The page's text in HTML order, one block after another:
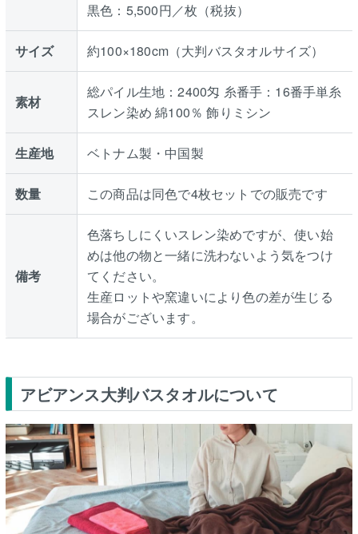
黒色：5,500円／枚（税抜）
サイズ 約100×180cm（大判バスタオルサイズ）
素材
総パイル生地：2400匁 糸番手：16番手単糸
スレン染め 綿100％ 飾りミシン
生産地 ベトナム製・中国製
数量 この商品は同色で4枚セットでの販売です
備考
色落ちしにくいスレン染めですが、使い始
めは他の物と一緒に洗わないよう気をつけ
てください。
生産ロットや窯違いにより色の差が生じる
場合がございます。
アビアンス大判バスタオルについて